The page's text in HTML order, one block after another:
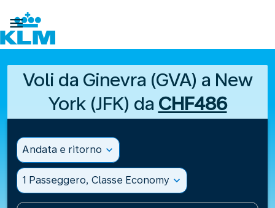

Voli da Ginevra (GVA) a New
York (JFK) da CHF486
Andata e ritorno expand_more
1 Passeggero, Classe Economy expand_more